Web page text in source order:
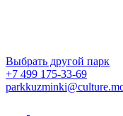
Выбрать другой парк
+7 499 175-33-69